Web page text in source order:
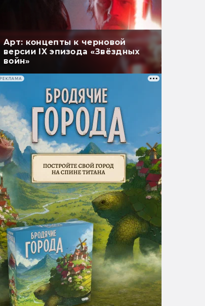
Арт: концепты к черновой
версии IX эпизода «Звёздных
войн»
РЕКЛАМА